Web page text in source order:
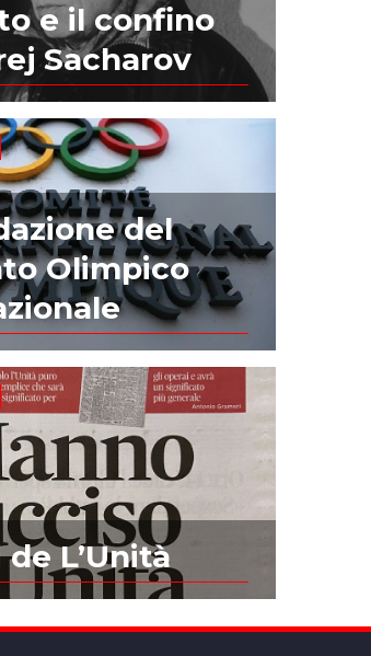
e il confino
Sacharov
del
Olimpico
L’Unità